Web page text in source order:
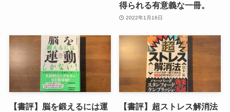
得られる有意義な一冊。
2022年1月16日
【書評】脳を鍛えるには運
【書評】超ストレス解消法